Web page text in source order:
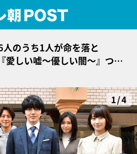
人のうち1人が命を落と
しい嘘～優しい闇～』つい
1/4